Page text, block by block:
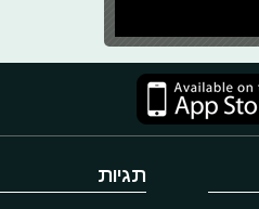
תגיות